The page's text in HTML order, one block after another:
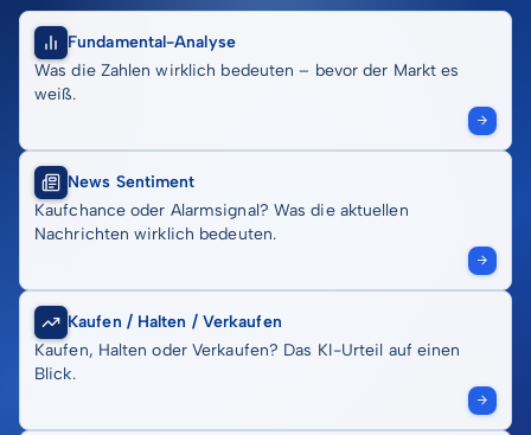
Fundamental-Analyse
Was die Zahlen wirklich bedeuten – bevor der Markt es
weiß.
News Sentiment
Kaufchance oder Alarmsignal? Was die aktuellen
Nachrichten wirklich bedeuten.
Kaufen / Halten / Verkaufen
Kaufen, Halten oder Verkaufen? Das KI-Urteil auf einen
Blick.